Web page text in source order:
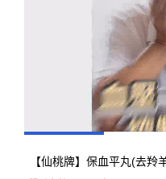
【仙桃牌】保血平丸(去羚